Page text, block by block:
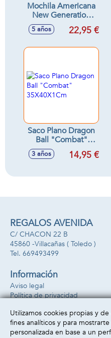
Mochila Americana
New Generation
Stitch 40x30x15 cm
5 años 22,95 €
Saco Plano Dragon
Ball "Combat"
35X40X1Cm
3 años 14,95 €
REGALOS AVENIDA
C/ CHACON 22 B
45860 -Villacañas ( Toledo )
669493499
Información
Aviso legal
Política de privacidad
Formas de pago
Utilizamos cookies propias y
fines analíticos y para
personalizada en base a un